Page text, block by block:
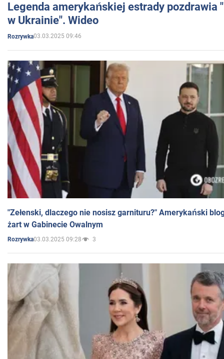
Legenda amerykańskiej estrady pozdrawia
w Ukrainie". Wideo
Rozrywka03.03.2025 09:46
"Zełenski, dlaczego nie nosisz garnituru?" Amerykański
żart w Gabinecie Owalnym
Rozrywka03.03.2025 09:28 3